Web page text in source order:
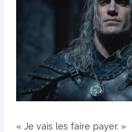
« Je vais les faire payer. »